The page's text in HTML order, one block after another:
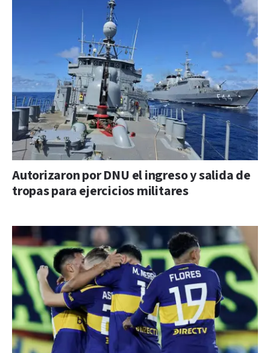
Autorizaron por DNU el ingreso y salida de
tropas para ejercicios militares